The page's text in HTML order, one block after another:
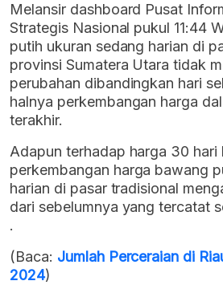
Melansir dashboard Pusat
Strategis Nasional pukul 11:44
putih ukuran sedang harian di
provinsi Sumatera Utara tidak
perubahan dibandingkan hari
halnya perkembangan harga
terakhir.
Adapun terhadap harga 30 hari
perkembangan harga bawang
harian di pasar tradisional
dari sebelumnya yang tercatat
.
(Baca: Jumlah Perceraian di
2024)